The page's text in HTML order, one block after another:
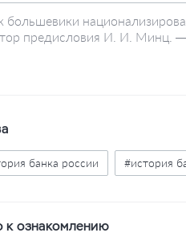
предисловия И. И. Минц. —
банка россии #история
к ознакомлению